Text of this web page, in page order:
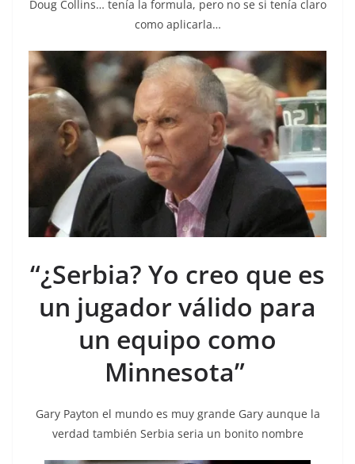
Doug Collins… tenía la formula, pero no se si tenía claro
como aplicarla…
“¿Serbia? Yo creo que es
un jugador válido para
un equipo como
Minnesota”
Gary Payton el mundo es muy grande Gary aunque la
verdad también Serbia seria un bonito nombre